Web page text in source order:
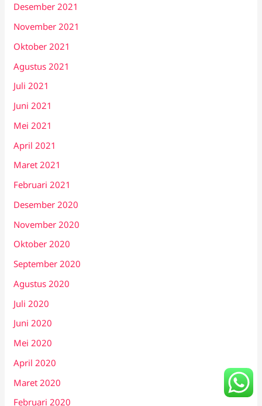
Desember 2021
November 2021
Oktober 2021
Agustus 2021
Juli 2021
Juni 2021
Mei 2021
April 2021
Maret 2021
Februari 2021
Desember 2020
November 2020
Oktober 2020
September 2020
Agustus 2020
Juli 2020
Juni 2020
Mei 2020
April 2020
Maret 2020
Februari 2020